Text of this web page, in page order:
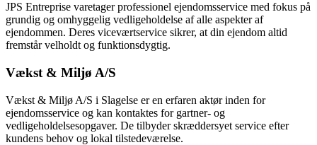
JPS Entreprise varetager professionel ejendomsservice med fokus på
grundig og omhyggelig vedligeholdelse af alle aspekter af
ejendommen. Deres viceværtservice sikrer, at din ejendom altid
fremstår velholdt og funktionsdygtig.
Vækst & Miljø A/S
Vækst & Miljø A/S i Slagelse er en erfaren aktør inden for
ejendomsservice og kan kontaktes for gartner- og
vedligeholdelsesopgaver. De tilbyder skræddersyet service efter
kundens behov og lokal tilstedeværelse.